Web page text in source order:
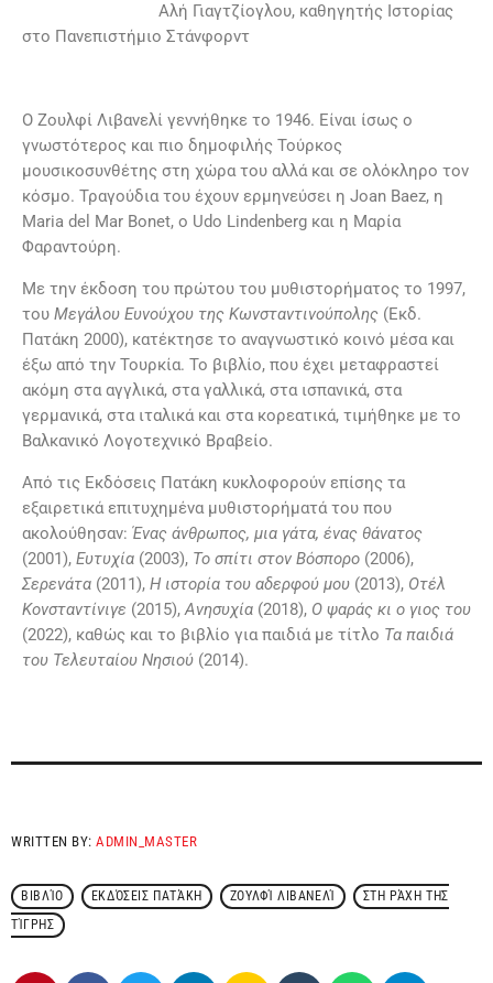
Αλή Γιαγτζίογλου, καθηγητής Ιστορίας
στο Πανεπιστήµιο Στάνφορντ
O Zoυλφί Λιβανελί γεννήθηκε το 1946. Είναι ίσως ο
γνωστότερος και πιο δηµοφιλής Τούρκος
µουσικοσυνθέτης στη χώρα του αλλά και σε ολόκληρο τον
κόσµο. Τραγούδια του έχουν ερµηνεύσει η Joan Baez, η
Maria del Mar Bonet, ο Udo Lindenberg και η Μαρία
Φαραντούρη.
Με την έκδοση του πρώτου του µυθιστορήµατος το 1997,
του Μεγάλου Ευνούχου της Κωνσταντινούπολης (Εκδ.
Πατάκη 2000), κατέκτησε το αναγνωστικό κοινό µέσα και
έξω από την Τουρκία. Το βιβλίο, που έχει µεταφραστεί
ακόµη στα αγγλικά, στα γαλλικά, στα ισπανικά, στα
γερµανικά, στα ιταλικά και στα κορεατικά, τιµήθηκε µε το
Βαλκανικό Λογοτεχνικό Βραβείο.
Από τις Εκδόσεις Πατάκη κυκλοφορούν επίσης τα
εξαιρετικά επιτυχηµένα µυθιστορήµατά του που
ακολούθησαν: Ένας άνθρωπος, µια γάτα, ένας θάνατος
(2001), Ευτυχία (2003), Το σπίτι στον Βόσπορο (2006),
Σερενάτα (2011), H ιστορία του αδερφού µου (2013), Οτέλ
Κονσταντίνιγε (2015),Ανησυχία (2018), Ο ψαράς κι ο γιος του
(2022), καθώς και το βιβλίο για παιδιά µε τίτλο Τα παιδιά
του Τελευταίου Νησιού (2014).
WRITTEN BY:ADMIN_MASTER
ΒΙΒΛΊΟ ΕΚΔΌΣΕΙΣ ΠΑΤΆΚΗ ΖΟΥΛΦΊ ΛΙΒΑΝΕΛΊ
ΣΤΗ ΡΆΧΗ ΤΗΣ
ΤΊΓΡΗΣ